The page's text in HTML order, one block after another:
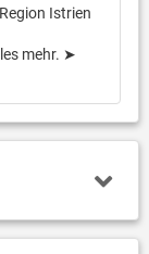
Istrien
mehr. ➤